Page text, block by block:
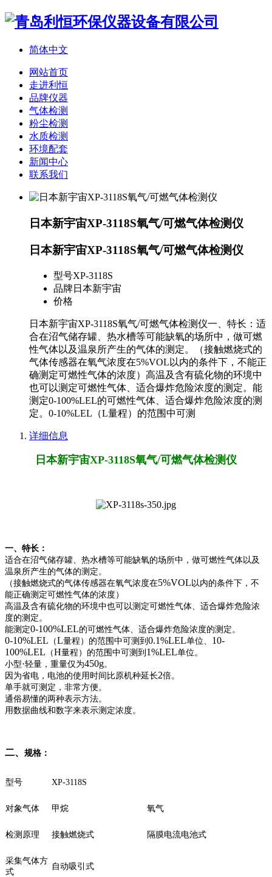
简体中文
网站首页
走进利恒
品牌仪器
气体检测
粉尘检测
水质检测
环境配套
新闻中心
联系我们
日本新宇宙XP-3118S氧气/可燃气体检测仪
日本新宇宙XP-3118S氧气/可燃气体检测仪
型号XP-3118S
品牌日本新宇宙
价格
日本新宇宙XP-3118S氧气/可燃气体检测仪一、特长：适
合在沼气储存罐、热水槽等可能缺氧的场所中，做可燃
性气体以及温泉所产生的气体的测定。（接触燃烧式的
气体传感器在氧气浓度在5%VOL以内的条件下，不能正
确测定可燃性气体的浓度）高温及含有硫化物的环境中
也可以测定可燃性气体、适合爆炸危险浓度的测定。能
测定0-100%LEL的可燃性气体、适合爆炸危险浓度的测
定。0-10%LEL（L量程）的范围中可测
详细信息
日本新宇宙XP-3118S氧气/可燃气体检测仪
一、特长：
适合在沼气储存罐、热水槽等可能缺氧的场所中，做可燃性气体以及
温泉所产生的气体的测定。
（接触燃烧式的气体传感器在氧气浓度在5%VOL 以内的条件下，不
能正确测定可燃性气体的浓度）
高温及含有硫化物的环境中也可以测定可燃性气体、适合爆炸危险浓
度的测定。
能测定0-100%LEL的可燃性气体、适合爆炸危险浓度的测定。
0-10%LEL （L量程）的范围中可测到 0.1%LEL单位、 10-
100%LEL （H量程）的范围中可测到 1%LEL单位。
小型·轻量，重量仅为450g。
因为省电，电池的使用时间比原机种延长2倍。
单手就可测定，非常方便。
通俗易懂的两种表示方法。
用数据曲线和数字来表示测定浓度。
二、 规格：
型号 XP-3118S
对象气体 甲烷 氧气
检测原理 接触燃烧式 隔膜电流电池式
采集气体方
式
自动吸引式